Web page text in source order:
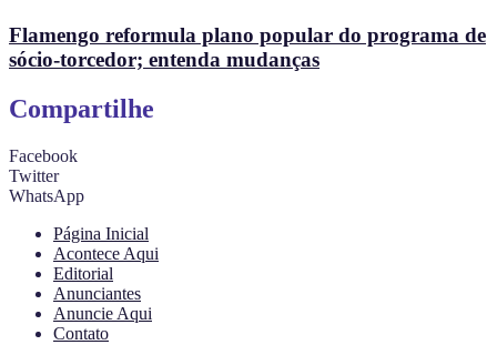
Flamengo reformula plano popular do programa de
sócio-torcedor; entenda mudanças
Compartilhe
Facebook
Twitter
WhatsApp
Página Inicial
Acontece Aqui
Editorial
Anunciantes
Anuncie Aqui
Contato